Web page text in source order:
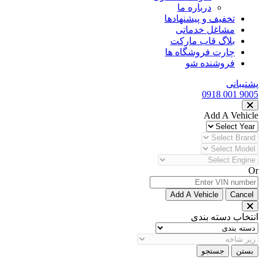
درباره ما
تخفیف و پیشنهادها
مشاغل خدماتی
بلاگ قاب مارکت
چارت فروشگاه ها
فروشنده شو
پشتیبانی
9005 001 0918
Add A Vehicle
Or
Cancel
Add A Vehicle
انتخاب دسته بندی
بستن جستجو